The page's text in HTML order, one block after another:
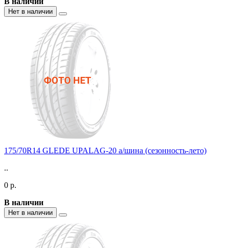
Нет в наличии
175/70R14 GLEDE UPALAG-20 а/шина (сезонность-лето)
..
0 р.
В наличии
Нет в наличии